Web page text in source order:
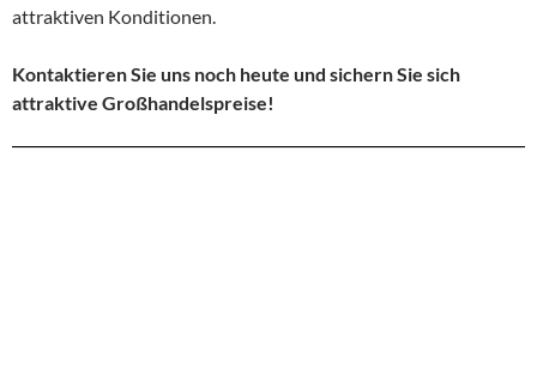
attraktiven Konditionen.
Kontaktieren Sie uns noch heute und sichern Sie sich
attraktive Großhandelspreise!